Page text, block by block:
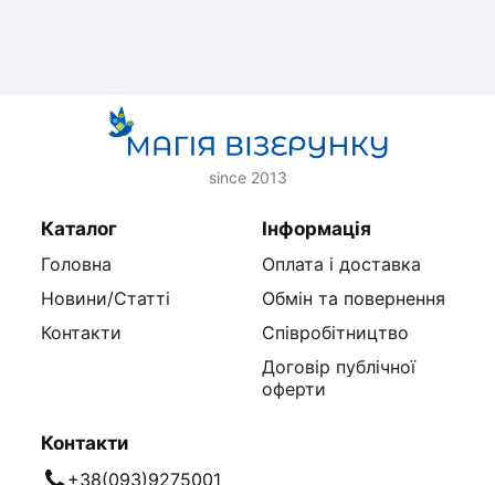
since 2013
Каталог
Головна
Новини/Статті
Контакти
Інформація
Оплата і доставка
Обмін та повернення
Співробітництво
Договір публічної
оферти
Контакти
+38(093)9275001